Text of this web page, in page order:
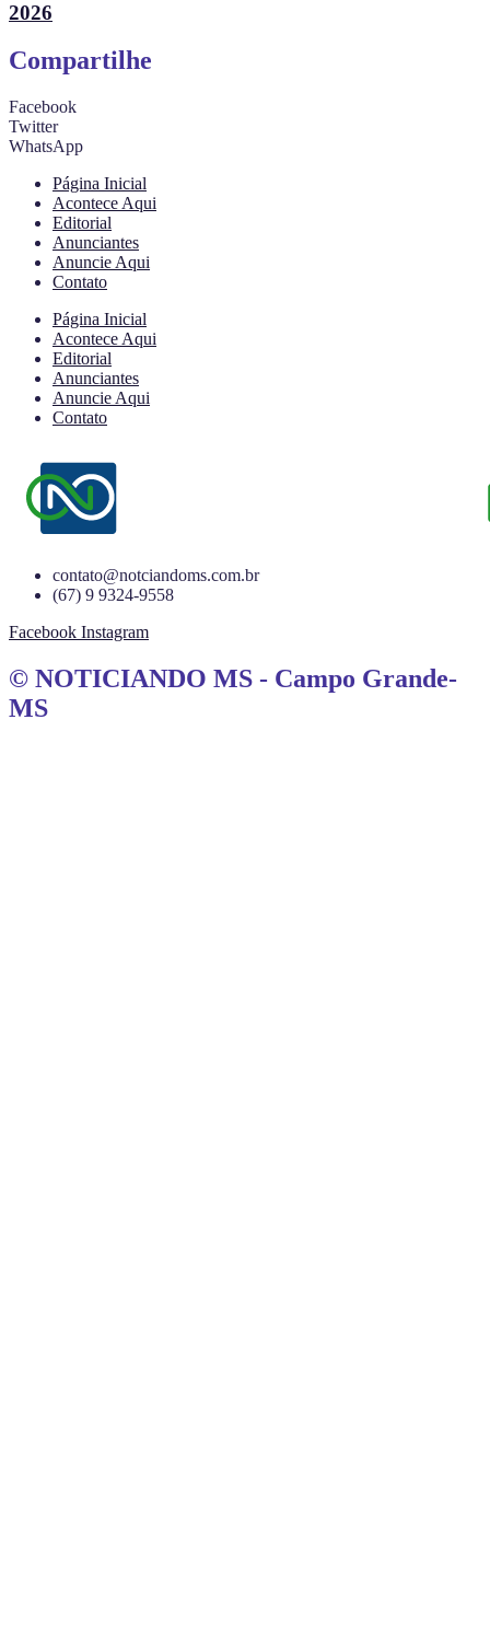
2026
Compartilhe
Facebook
Twitter
WhatsApp
Página Inicial
Acontece Aqui
Editorial
Anunciantes
Anuncie Aqui
Contato
Página Inicial
Acontece Aqui
Editorial
Anunciantes
Anuncie Aqui
Contato
contato@notciandoms.com.br
(67) 9 9324-9558
Facebook Instagram
© NOTICIANDO MS - Campo Grande-
MS